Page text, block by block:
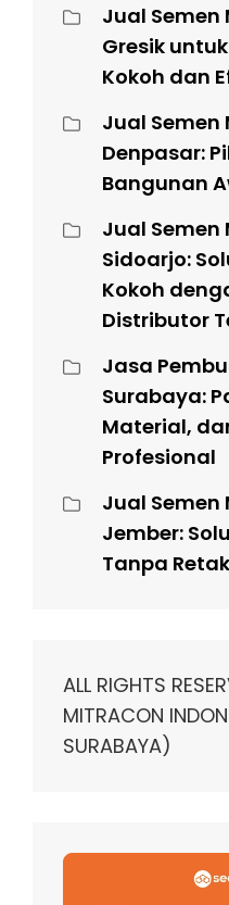
Jual Semen
Gresik
Kokoh dan
Jual Semen
Denpasar:
Bangunan
Jual Semen
Sidoarjo:
Kokoh
Distributor
Jasa
Surabaya:
Material,
Profesional
Jual Semen
Jember:
Tanpa
ALL RIGHTS
MITRACON
SURABAYA)